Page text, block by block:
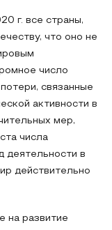
г. все страны,
что оно не
число
связанные
активности в
мер,
числа
деятельности в
действительно
на развитие